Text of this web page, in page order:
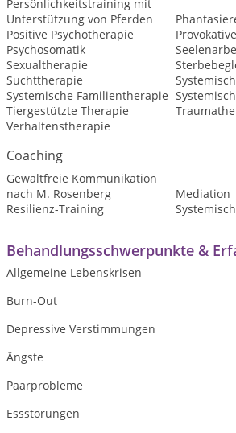
Persönlichkeitstraining mit
Unterstützung von Pferden
Positive Psychotherapie
Psychosomatik
Sexualtherapie
Suchttherapie
Systemische Familientherapie
Tiergestützte Therapie
Verhaltenstherapie
Coaching
Gewaltfreie Kommunikation
nach M. Rosenberg
Mediation
Resilienz-Training
Behandlungsschwerpunkte &
Allgemeine Lebenskrisen
Burn-Out
Depressive Verstimmungen
Ängste
Paarprobleme
Essstörungen